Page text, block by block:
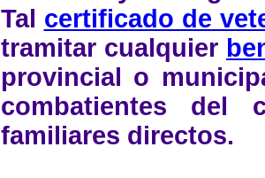
Tal certificado de
tramitar cualquier
provincial o
combatientes del
familiares directos.